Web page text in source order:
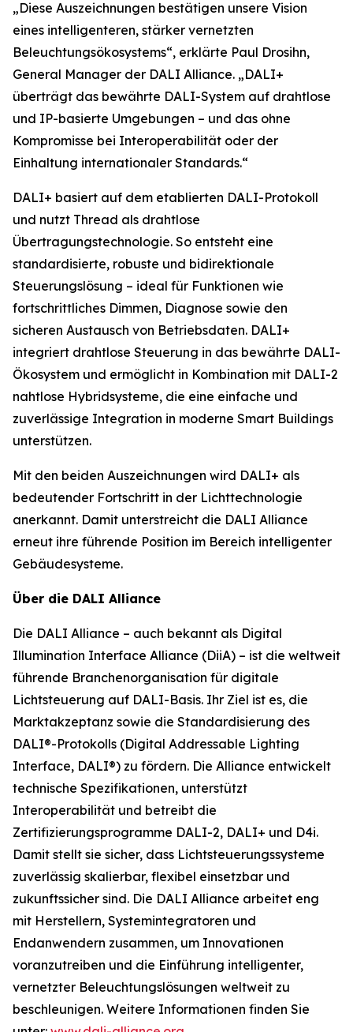
„Diese Auszeichnungen bestätigen unsere Vision
eines intelligenteren, stärker vernetzten
Beleuchtungsökosystems“, erklärte Paul Drosihn,
General Manager der DALI Alliance. „DALI+
überträgt das bewährte DALI-System auf drahtlose
und IP-basierte Umgebungen – und das ohne
Kompromisse bei Interoperabilität oder der
Einhaltung internationaler Standards.“
DALI+ basiert auf dem etablierten DALI-Protokoll
und nutzt Thread als drahtlose
Übertragungstechnologie. So entsteht eine
standardisierte, robuste und bidirektionale
Steuerungslösung – ideal für Funktionen wie
fortschrittliches Dimmen, Diagnose sowie den
sicheren Austausch von Betriebsdaten. DALI+
integriert drahtlose Steuerung in das bewährte DALI-
Ökosystem und ermöglicht in Kombination mit DALI-2
nahtlose Hybridsysteme, die eine einfache und
zuverlässige Integration in moderne Smart Buildings
unterstützen.
Mit den beiden Auszeichnungen wird DALI+ als
bedeutender Fortschritt in der Lichttechnologie
anerkannt. Damit unterstreicht die DALI Alliance
erneut ihre führende Position im Bereich intelligenter
Gebäudesysteme.
Über die DALI Alliance
Die DALI Alliance – auch bekannt als Digital
Illumination Interface Alliance (DiiA) – ist die weltweit
führende Branchenorganisation für digitale
Lichtsteuerung auf DALI-Basis. Ihr Ziel ist es, die
Marktakzeptanz sowie die Standardisierung des
DALI®-Protokolls (Digital Addressable Lighting
Interface, DALI®) zu fördern. Die Alliance entwickelt
technische Spezifikationen, unterstützt
Interoperabilität und betreibt die
Zertifizierungsprogramme DALI-2, DALI+ und D4i.
Damit stellt sie sicher, dass Lichtsteuerungssysteme
zuverlässig skalierbar, flexibel einsetzbar und
zukunftssicher sind. Die DALI Alliance arbeitet eng
mit Herstellern, Systemintegratoren und
Endanwendern zusammen, um Innovationen
voranzutreiben und die Einführung intelligenter,
vernetzter Beleuchtungslösungen weltweit zu
beschleunigen. Weitere Informationen finden Sie